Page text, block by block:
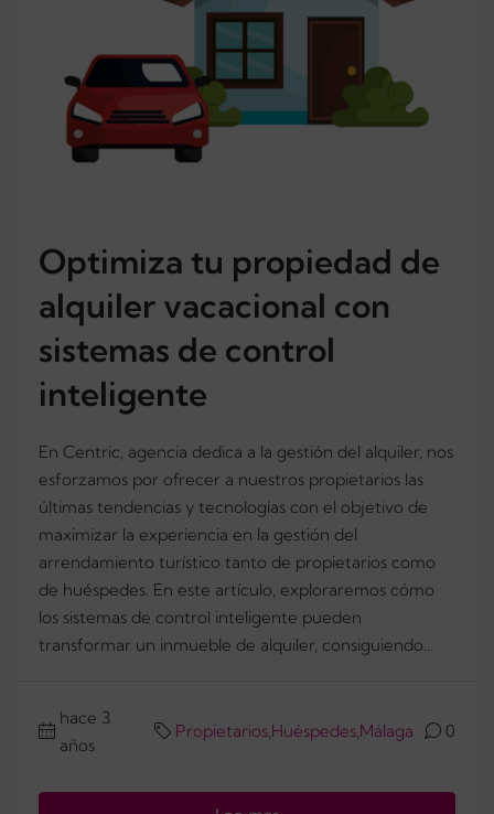
Optimiza tu propiedad de
alquiler vacacional con
sistemas de control
inteligente
En Centric, agencia dedica a la gestión del alquiler, nos
esforzamos por ofrecer a nuestros propietarios las
últimas tendencias y tecnologías con el objetivo de
maximizar la experiencia en la gestión del
arrendamiento turístico tanto de propietarios como
de huéspedes. En este artículo, exploraremos cómo
los sistemas de control inteligente pueden
transformar un inmueble de alquiler, consiguiendo...
hace 3
años
Propietarios,Huéspedes,Málaga 0